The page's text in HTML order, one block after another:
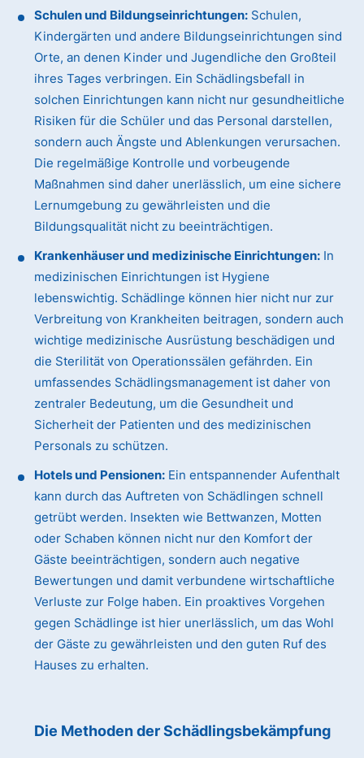
Schulen und Bildungseinrichtungen: Schulen,
Kindergärten und andere Bildungseinrichtungen sind
Orte, an denen Kinder und Jugendliche den Großteil
ihres Tages verbringen. Ein Schädlingsbefall in
solchen Einrichtungen kann nicht nur gesundheitliche
Risiken für die Schüler und das Personal darstellen,
sondern auch Ängste und Ablenkungen verursachen.
Die regelmäßige Kontrolle und vorbeugende
Maßnahmen sind daher unerlässlich, um eine sichere
Lernumgebung zu gewährleisten und die
Bildungsqualität nicht zu beeinträchtigen.
Krankenhäuser und medizinische Einrichtungen: In
medizinischen Einrichtungen ist Hygiene
lebenswichtig. Schädlinge können hier nicht nur zur
Verbreitung von Krankheiten beitragen, sondern auch
wichtige medizinische Ausrüstung beschädigen und
die Sterilität von Operationssälen gefährden. Ein
umfassendes Schädlingsmanagement ist daher von
zentraler Bedeutung, um die Gesundheit und
Sicherheit der Patienten und des medizinischen
Personals zu schützen.
Hotels und Pensionen: Ein entspannender Aufenthalt
kann durch das Auftreten von Schädlingen schnell
getrübt werden. Insekten wie Bettwanzen, Motten
oder Schaben können nicht nur den Komfort der
Gäste beeinträchtigen, sondern auch negative
Bewertungen und damit verbundene wirtschaftliche
Verluste zur Folge haben. Ein proaktives Vorgehen
gegen Schädlinge ist hier unerlässlich, um das Wohl
der Gäste zu gewährleisten und den guten Ruf des
Hauses zu erhalten.
Die Methoden der Schädlingsbekämpfung